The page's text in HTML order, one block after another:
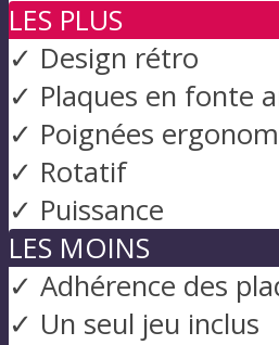
LES PLUS
✓ Design rétro
✓ Plaques en fonte
✓ Poignées
✓ Rotatif
✓ Puissance
LES MOINS
✓ Adhérence des
✓ Un seul jeu inclus